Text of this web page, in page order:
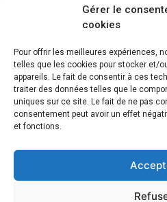
Gérer le
cookies
Pour offrir les meilleures expériences,
telles que les cookies pour stocker et/
appareils. Le fait de consentir à ces
traiter des données telles que le
uniques sur ce site. Le fait de ne pas
consentement peut avoir un effet
et fonctions.